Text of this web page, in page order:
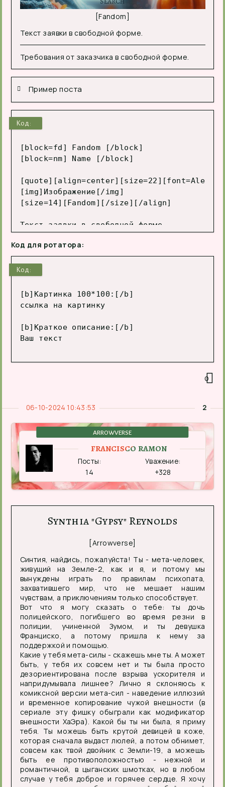
[Fandom]
Текст заявки в свободной форме.
Требования от заказчика в свободной форме.
Пример поста
Код:
[block=fd] Fandom [/block]
[block=nm] Name [/block]
[img]Изображение[/img]
[size=14][Fandom][/size][/align]
Текст заявки в свободной форме.
Требования от заказчика в свободной
[spoiler="Пример поста"]Любой пост от
Код для ротатора:
Код:
[b]Картинка 100*100:[/b]
ссылка на картинку
[b]Краткое описание:[/b]
Ваш текст
0
2
06-10-2024 10:43:53
FRANCISCO RAMON
ARROWVERSE
Уважение:
+328
Посты:
14
Synthia "Gypsy" Reynolds
[Arrowverse]
Синтия, найдись, пожалуйста! Ты - мета-человек,
живущий на Земле-2, как и я, и потому мы
вынуждены играть по правилам психопата,
захватившего мир, что не мешает нашим
чувствам, а приключениям только способствует.
Вот что я могу сказать о тебе: ты дочь
полицейского, погибшего во время резни в
полиции, учиненной Зумом, и ты девушка
Франциско, а потому пришла к нему за
поддержкой и помощью.
Какие у тебя мета-силы - скажешь мне ты. А может
быть, у тебя их совсем нет и ты была просто
дезориентирована после взрыва ускорителя и
напридумывала лишнее? Лично я склоняюсь к
комиксной версии мета-сил - наведение иллюзий
и временное копирование чужой внешности (в
сериале эту фишку обыграли как модификатор
внешности ХаЭра). Какой бы ты ни была, я приму
тебя. Ты можешь быть крутой девицей в коже,
которая сначала выдаст люлей, а потом обнимет,
совсем как твой двойник с Земли-19, а можешь
быть ее противоположностью - нежной и
романтичной, в цыганских шмотках, но в любом
случае у тебя доброе и горячее сердце. Я хочу